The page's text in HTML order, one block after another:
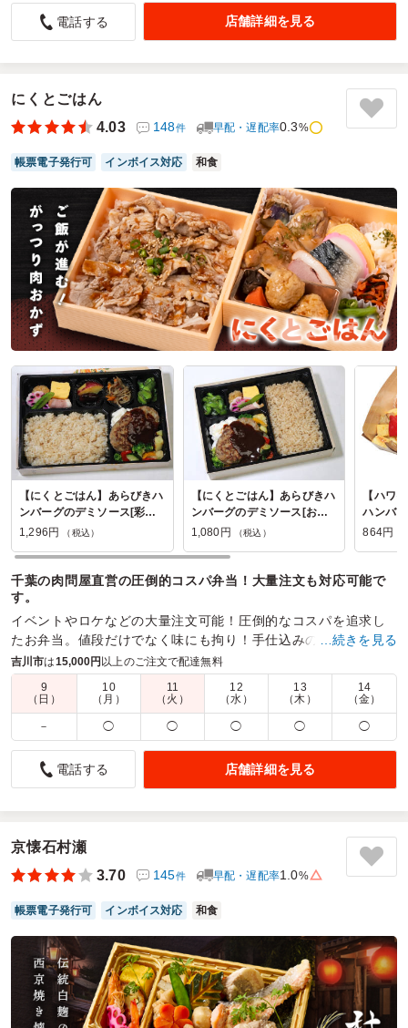
みんな大満足！！！
5.0
しい時期だったがミスなく対応でした。
味もボリュームも若者でも大満足できるものばかり。しかも
安い。2つ頼む人もいるくらいだったが、今度は全員大盛り
で注文しようと思う。
ご利用シーン：スポーツ›体育祭
参加者の年齢： 30代～40代男女比：男性多め
埼玉県吉川市高久2023/06/03
マイリトルキッチンの口コミをもっと見る
電話する 店舗詳細を見る
にくとごはん
4.03
148件 早配・遅配率0.3%
帳票電子発行可 インボイス対応 和食
【にくとごはん】あらびきハ
ンバーグのデミソース[彩り
弁当幕の内]
1,296円 （税込）
【にくとごはん】あらびきハ
ンバーグのデミソース[お好
み幕の内弁当]
1,080円 （税込）
【ハワ
ハンバ
864円
千葉の肉問屋直営の圧倒的コスパ弁当！大量注文も対応可能で
す。
イベントやロケなどの大量注文可能！圧倒的なコスパを追求し
たお弁当。値段だけでなく味にも拘り！手仕込みの唐揚げや定
番の生姜焼きなどもラインナップ！
商品数： 締切日時： 1日前10:00 価格帯：
864円～1,404円
配達時間：
6:00～17:00
展示会で利用したが満足
4.0
ごくよかったです。3日分利用しましたが味と量と価格のバ
ランスも良く、とても満足しました。次回からもお弁当の用
意がない展示会の際は利用しようと思います。
ご利用シーン： イベント運営›
展示会
千葉県千葉市美浜区中瀬2026/07/30
にくとごはんの口コミをもっと見る
…続きを見る
吉川市は15,000円以上のご注文で配達無料
9
（日）
10
（月）
11
（火）
12
（水）
13
（木）
14
（金）
－ ◯ ◯ ◯ ◯ ◯
電話する 店舗詳細を見る
京懐石村瀬
3.70
145件 早配・遅配率1.0%
帳票電子発行可 インボイス対応 和食